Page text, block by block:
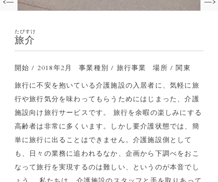
たびすけ
旅介
開始 / 2018年2月 事業種別 / 旅行事業
場所 / 関東
旅行に不安を抱いている介護施設の入居者に、気軽に旅
行や旅行気分を味わってもらうためにはじまった、介護
施設向け旅行サービスです。 旅行を余暇の楽しみにする
高齢者は非常に多くいます。しかし要介護状態では、簡
単に旅行に出ることはできません。介護施設側として
も、日々の業務に追われるなか、企画から下調べをおこ
なって旅行を実現するのは難しい、というのが本音でし